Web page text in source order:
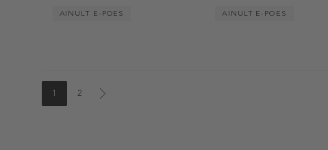
AINULT E-POES AINULT E-POES
1 2